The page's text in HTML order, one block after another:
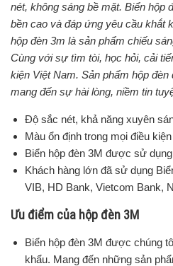
nét, không sáng bề mặt. Biển hộp
bền cao và đáp ứng yêu cầu khắt
hộp đèn 3m là sản phẩm chiếu
Cùng với sự tìm tòi, học hỏi, cải
kiện Việt Nam. Sản phẩm hộp
mang đến sự hài lòng, niềm tin
Độ sắc nét, khả năng xuyên
Màu ổn định trong mọi điều
Biển hộp đèn 3M được sử
Khách hàng lớn đã sử dụng
VIB, HD Bank, Vietcom Bank,
Ưu điểm của hộp đèn 3M
Biển hộp đèn 3M được chúng
khẩu. Mang đến những sản